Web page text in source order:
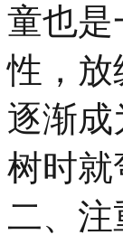
童也是
性，放
逐渐
树时就
二、